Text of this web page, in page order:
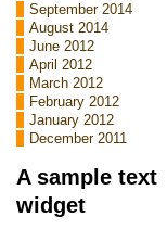
September 2014
August 2014
June 2012
April 2012
March 2012
February 2012
January 2012
December 2011
A sample text
widget